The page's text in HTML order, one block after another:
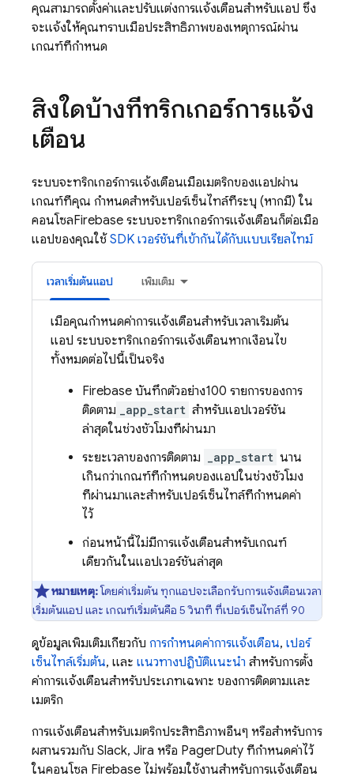
คุณสามารถตั้งค่าและปรับแต่งการแจ้งเตือนสำหรับแอป ซึ่ง
จะแจ้งให้คุณทราบเมื่อประสิทธิภาพของเหตุการณ์ผ่าน
เกณฑ์ที่กำหนด
สิ่งใดบ้างที่ทริกเกอร์การแจ้ง
เตือน
ระบบจะทริกเกอร์การแจ้งเตือนเมื่อเมตริกของแอปผ่าน
เกณฑ์ที่คุณ กำหนดสำหรับเปอร์เซ็นไทล์ที่ระบุ (หากมี) ใน
คอนโซลFirebase ระบบจะทริกเกอร์การแจ้งเตือนก็ต่อเมื่อ
แอปของคุณใช้ SDK เวอร์ชันที่เข้ากันได้กับแบบเรียลไทม์
เวลาเริ่มต้นแอป เพิ่มเติม
เมื่อคุณกำหนดค่าการแจ้งเตือนสำหรับเวลาเริ่มต้น
แอป ระบบจะทริกเกอร์การแจ้งเตือนหากเงื่อนไข
ทั้งหมดต่อไปนี้เป็นจริง
Firebase บันทึกตัวอย่าง100 รายการของการ
ติดตาม
_app_start สำหรับแอปเวอร์ชัน
ล่าสุดในช่วงชั่วโมงที่ผ่านมา
ระยะเวลาของการติดตาม
_app_start นาน
เกินกว่าเกณฑ์ที่กำหนดของแอปในช่วงชั่วโมง
ที่ผ่านมาและสำหรับเปอร์เซ็นไทล์ที่กำหนดค่า
ไว้
ก่อนหน้านี้ไม่มีการแจ้งเตือนสำหรับเกณฑ์
เดียวกันในแอปเวอร์ชันล่าสุด
หมายเหตุ:โดยค่าเริ่มต้น ทุกแอปจะเลือกรับการแจ้งเตือนเวลา
เริ่มต้นแอป และ เกณฑ์เริ่มต้นคือ 5 วินาที ที่เปอร์เซ็นไทล์ที่ 90
ดูข้อมูลเพิ่มเติมเกี่ยวกับ การกำหนดค่าการแจ้งเตือน, เปอร์
เซ็นไทล์เริ่มต้น, และ แนวทางปฏิบัติแนะนำ สำหรับการตั้ง
ค่าการแจ้งเตือนสำหรับประเภทเฉพาะ ของการติดตามและ
เมตริก
การแจ้งเตือนสำหรับเมตริกประสิทธิภาพอื่นๆ หรือสำหรับการ
ผสานรวมกับ Slack, Jira หรือ PagerDuty ที่กำหนดค่าไว้
ในคอนโซล Firebase ไม่พร้อมใช้งานสำหรับการแจ้งเตือน